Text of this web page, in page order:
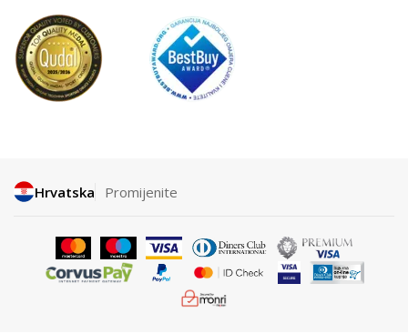
Hrvatska Promijenite